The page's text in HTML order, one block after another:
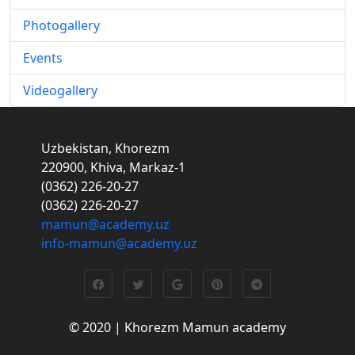
Photogallery
Events
Videogallery
Uzbekistan, Khorezm
220900, Khiva, Markaz-1
(0362) 226-20-27
(0362) 226-20-27
mamun@academy.uz
info-mamun@academy.uz
© 2020 | Khorezm Mamun academy